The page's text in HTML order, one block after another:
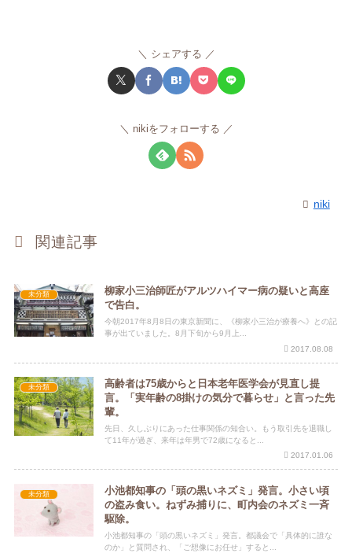
シェアする
nikiをフォローする
niki
関連記事
未分類
柳家小三治師匠がアルツハイマー病の疑いと高座
で告白。
今朝2017年8月8日の東京新聞に、《柳家小三治が療養へ》との記
事が出ていました。8月下旬から9月上...
2017.08.08
未分類
高齢者は75歳からと日本老年医学会が見直し提
言。「実年齢の8掛けの気分で暮らせ」と言った先
輩。
先日、久しぶりにあった仕事関係の知合い。もう取引先を退職し
て11年が過ぎ、来年は年男で72歳になると...
2017.01.06
未分類
小池都知事の「頭の黒いネズミ」発言。小さい頃
の盗み食い。ねずみ捕りに、町内会のネズミ一斉
駆除。
小池都知事の「頭の黒いネズミ」発言。都議会で「具体的に誰な
のか」と質問され、「ご想像にお任せ」すると...